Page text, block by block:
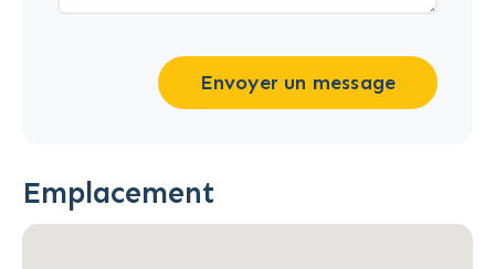
Envoyer un message
Emplacement